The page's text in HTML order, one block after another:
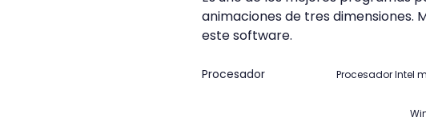
animaciones de tres dimensiones.
este software.
Procesador Procesador Intel